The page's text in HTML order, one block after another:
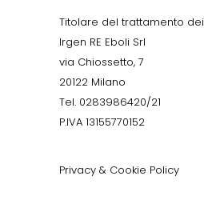
Titolare del trattamento
Irgen RE Eboli Srl
via Chiossetto, 7
20122 Milano
Tel. 0283986420/21
P.IVA 13155770152
Privacy & Cookie Policy